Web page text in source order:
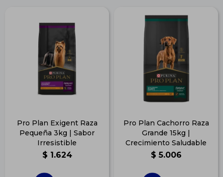
Pro Plan Exigent Raza
Pequeña 3kg | Sabor
Irresistible
$ 1.624
Pro Plan Cachorro Raza
Grande 15kg |
Crecimiento Saludable
$ 5.006